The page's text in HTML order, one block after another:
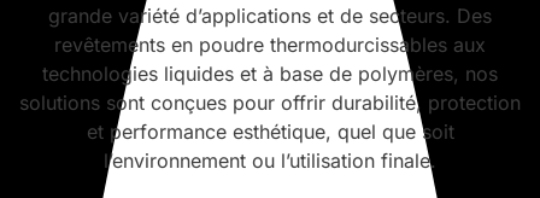
grande variété d’applications et de secteurs. Des
revêtements en poudre thermodurcissables aux
technologies liquides et à base de polymères, nos
solutions sont conçues pour offrir durabilité, protection
et performance esthétique, quel que soit
l’environnement ou l’utilisation finale.